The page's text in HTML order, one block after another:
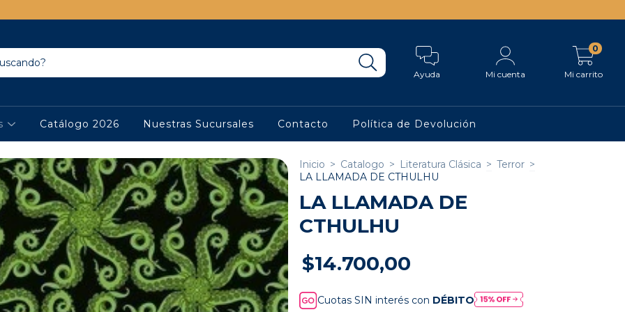
Ayuda Mi cuenta Mi carrito
0
Catálogo 2026 Nuestras Sucursales Contacto Política de Devolución
Inicio > Catalogo > Literatura Clásica > Terror >
LA LLAMADA DE CTHULHU
LA LLAMADA DE
CTHULHU
$14.700,00
Cuotas SIN interés con DÉBITO